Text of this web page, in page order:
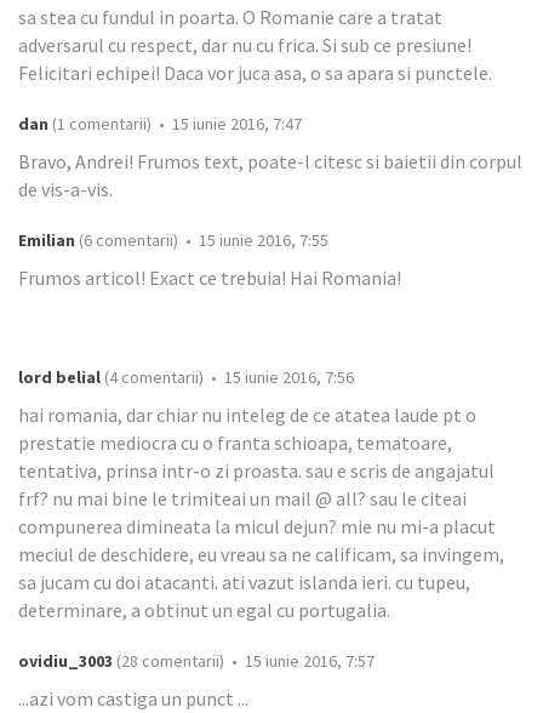
sa stea cu fundul in poarta. O Romanie care a tratat
adversarul cu respect, dar nu cu frica. Si sub ce presiune!
Felicitari echipei! Daca vor juca asa, o sa apara si punctele.
dan (1 comentarii) • 15 iunie 2016, 7:47
Bravo, Andrei! Frumos text, poate-l citesc si baietii din corpul
de vis-a-vis.
Emilian (6 comentarii) • 15 iunie 2016, 7:55
Frumos articol! Exact ce trebuia! Hai Romania!
lord belial (4 comentarii) • 15 iunie 2016, 7:56
hai romania, dar chiar nu inteleg de ce atatea laude pt o
prestatie mediocra cu o franta schioapa, tematoare,
tentativa, prinsa intr-o zi proasta. sau e scris de angajatul
frf? nu mai bine le trimiteai un mail @ all? sau le citeai
compunerea dimineata la micul dejun? mie nu mi-a placut
meciul de deschidere, eu vreau sa ne calificam, sa invingem,
sa jucam cu doi atacanti. ati vazut islanda ieri. cu tupeu,
determinare, a obtinut un egal cu portugalia.
ovidiu_3003 (28 comentarii) • 15 iunie 2016, 7:57
...azi vom castiga un punct ...